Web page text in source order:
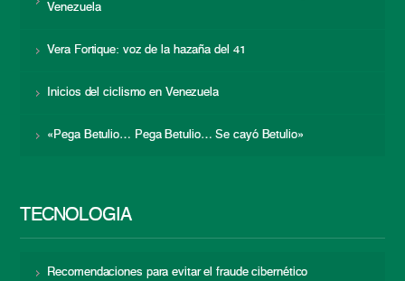
Venezuela
Vera Fortique: voz de la hazaña del 41
Inicios del ciclismo en Venezuela
«Pega Betulio… Pega Betulio… Se cayó Betulio»
TECNOLOGÍA
Recomendaciones para evitar el fraude cibernético